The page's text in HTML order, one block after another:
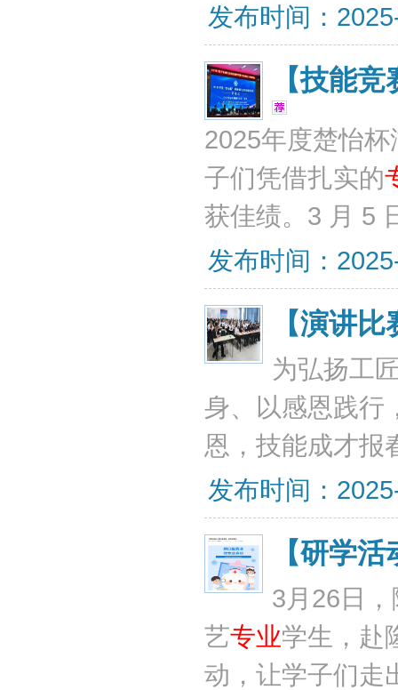
发布时间：
【技能
2025年度楚怡
子们凭借扎实的
获佳绩。3 月 5
发布时间：
【演讲
为弘扬工
身、以感恩践行
恩，技能成才报
发布时间：
【研学
3月26日
艺专业学生，赴
动，让学子们走